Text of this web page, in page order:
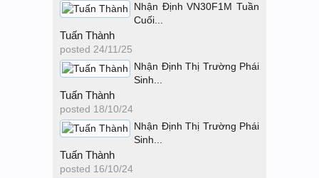
Nhận Định VN30F1M Tuần
Cuối...
Tuấn Thành
posted 24/11/25
Nhận Định Thị Trường Phái
Sinh...
Tuấn Thành
posted 18/10/24
Nhận Định Thị Trường Phái
Sinh...
Tuấn Thành
posted 16/10/24